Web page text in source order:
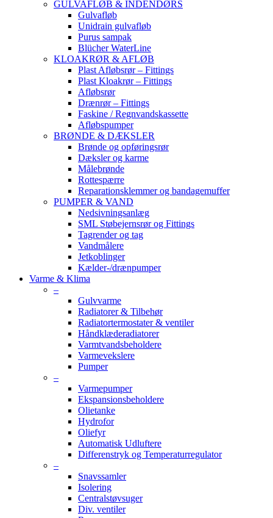
GULVAFLØB & INDENDØRS
Gulvafløb
Unidrain gulvafløb
Purus sampak
Blücher WaterLine
KLOAKRØR & AFLØB
Plast Afløbsrør – Fittings
Plast Kloakrør – Fittings
Afløbsrør
Drænrør – Fittings
Faskine / Regnvandskassette
Afløbspumper
BRØNDE & DÆKSLER
Brønde og opføringsrør
Dæksler og karme
Målebrønde
Rottespærre
Reparationsklemmer og bandagemuffer
PUMPER & VAND
Nedsivningsanlæg
SML Støbejernsrør og Fittings
Tagrender og tag
Vandmålere
Jetkoblinger
Kælder-/drænpumper
Varme & Klima
–
Gulvvarme
Radiatorer & Tilbehør
Radiatortermostater & ventiler
Håndklæderadiatorer
Varmtvandsbeholdere
Varmevekslere
Pumper
–
Varmepumper
Ekspansionsbeholdere
Olietanke
Hydrofor
Oliefyr
Automatisk Udluftere
Differenstryk og Temperaturregulator
–
Snavssamler
Isolering
Centralstøvsuger
Div. ventiler